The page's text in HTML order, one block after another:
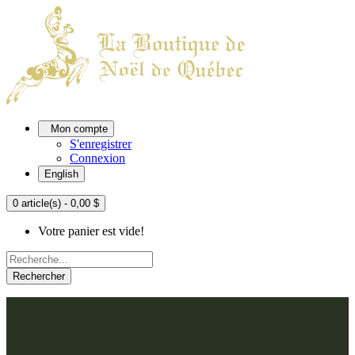
Mon compte
S'enregistrer
Connexion
English
0 article(s) - 0,00 $
Votre panier est vide!
Rechercher